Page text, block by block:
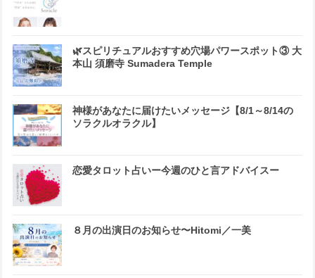
🌿スピリチュアルおすすめ穴場パワースポット③ 大
本山 須磨寺 Sumadera Temple
神様があなたに届けたいメッセージ【8/1～8/14の
ソラクルオラクル】
恋愛タロット占いー今週のひと言アドバイスー
８月の出演日のお知らせ〜Hitomi／一美